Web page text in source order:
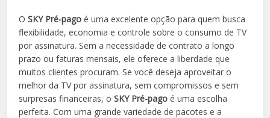
OSKY Pré-pago é uma excelente opção para quem busca
flexibilidade, economia e controle sobre o consumo de TV
por assinatura. Sem a necessidade de contrato a longo
prazo ou faturas mensais, ele oferece a liberdade que
muitos clientes procuram. Se você deseja aproveitar o
melhor da TV por assinatura, sem compromissos e sem
surpresas financeiras, oSKY Pré-pago é uma escolha
perfeita. Com uma grande variedade de pacotes e a